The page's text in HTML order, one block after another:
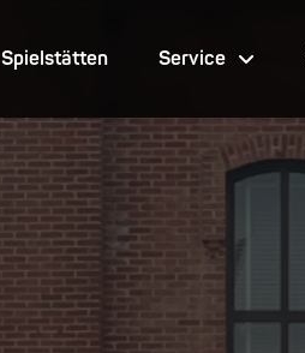
Spielstätten Service